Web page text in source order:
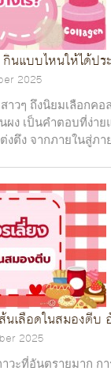
นแบบไหนให้ได้ป
2025
วๆ ถึงนิยมเลือกคอ
ผง เป็นคำตอบที่ง่า
งตึง จากภายในสู่
นเลือดในสมองตีบ
2025
วะที่อันตรายมาก ก